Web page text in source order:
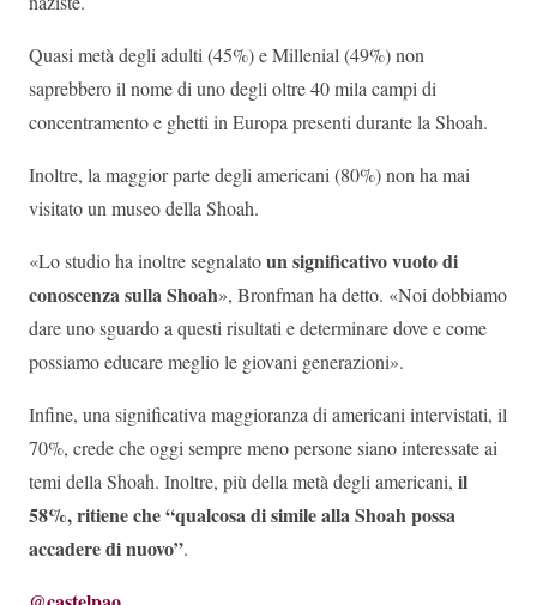
Quasi metà degli adulti (45%) e Millenial (49%) non
saprebbero il nome di uno degli oltre 40 mila campi di
concentramento e ghetti in Europa presenti durante la Shoah.
Inoltre, la maggior parte degli americani (80%) non ha mai
visitato un museo della Shoah.
«Lo studio ha inoltre segnalatoun significativo vuoto di
conoscenza sulla Shoah», Bronfman ha detto. «Noi dobbiamo
dare uno sguardo a questi risultati e determinare dove e come
possiamo educare meglio le giovani generazioni».
Infine, una significativa maggioranza di americani intervistati, il
70%, crede che oggi sempre meno persone siano interessate ai
temi della Shoah. Inoltre, più della metà degli americani, il
58%, ritiene che “qualcosa di simile alla Shoah possa
accadere di nuovo”.